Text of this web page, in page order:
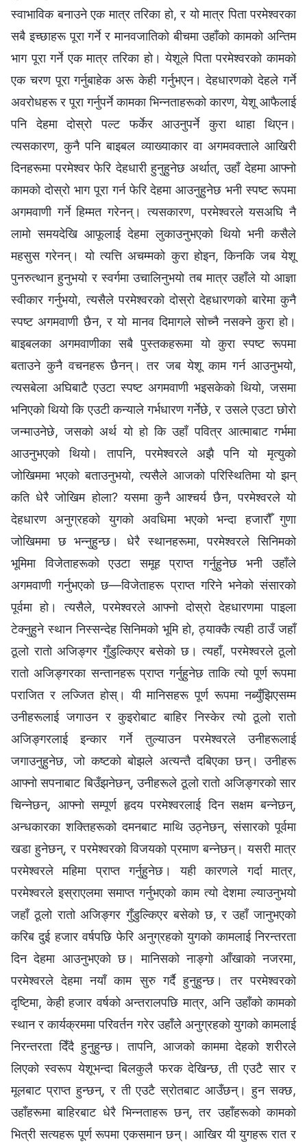
स्वाभाविक बनाउने एक मात्र तरिका हो, र यो मात्र पिता परमेश्‍वरका
सबै इच्छाहरू पूरा गर्ने र मानवजातिको बीचमा उहाँको कामको अन्तिम
भाग पूरा गर्ने एक मात्र तरिका हो। येशूले पिता परमेश्‍वरको कामको
एक चरण पूरा गर्नुबाहेक अरू केही गर्नुभएन। देहधारणको देहले गर्ने
अवरोधहरू र पूरा गर्नुपर्ने कामका भिन्नताहरूको कारण, येशू आफैलाई
पनि देहमा दोस्रो पल्ट फर्केर आउनुपर्ने कुरा थाहा थिएन।
त्यसकारण, कुनै पनि बाइबल व्याख्याकार वा अगमवक्ताले आखिरी
दिनहरूमा परमेश्‍वर फेरि देहधारी हुनुहुनेछ अर्थात्, उहाँ देहमा आफ्नो
कामको दोस्रो भाग पूरा गर्न फेरि देहमा आउनुहुनेछ भनी स्पष्ट रूपमा
अगमवाणी गर्ने हिम्मत गरेनन्। त्यसकारण, परमेश्‍वरले यसअघि नै
लामो समयदेखि आफूलाई देहमा लुकाउनुभएको थियो भनी कसैले
महसुस गरेनन्। यो त्यत्ति अचम्मको कुरा होइन, किनकि जब येशू
पुनरुत्थान हुनुभयो र स्वर्गमा उचालिनुभयो तब मात्र उहाँले यो आज्ञा
स्वीकार गर्नुभयो, त्यसैले परमेश्‍वरको दोस्रो देहधारणको बारेमा कुनै
स्पष्ट अगमवाणी छैन, र यो मानव दिमागले सोच्नै नसक्ने कुरा हो।
बाइबलका अगमवाणीका सबै पुस्तकहरूमा यो कुरा स्पष्ट रूपमा
बताउने कुनै वचनहरू छैनन्। तर जब येशू काम गर्न आउनुभयो,
त्यसबेला अघिबाटै एउटा स्पष्ट अगमवाणी भइसकेको थियो, जसमा
भनिएको थियो कि एउटी कन्याले गर्भधारण गर्नेछे, र उसले एउटा छोरो
जन्माउनेछे, जसको अर्थ यो हो कि उहाँ पवित्र आत्माबाट गर्भमा
आउनुभएको थियो। तापनि, परमेश्‍वरले अझै पनि यो मृत्युको
जोखिममा भएको बताउनुभयो, त्यसैले आजको परिस्थितिमा यो झन्
कति धेरै जोखिम होला? यसमा कुनै आश्‍चर्य छैन, परमेश्‍वरले यो
देहधारण अनुग्रहको युगको अवधिमा भएको भन्दा हजारौँ गुणा
जोखिममा छ भन्नुहुन्छ। धेरै स्थानहरूमा, परमेश्‍वरले सिनिमको
भूमिमा विजेताहरूको एउटा समूह प्राप्त गर्नुहुनेछ भनी उहाँले
अगमवाणी गर्नुभएको छ—विजेताहरू प्राप्त गरिने भनेको संसारको
पूर्वमा हो। त्यसैले, परमेश्‍वरले आफ्नो दोस्रो देहधारणमा पाइला
टेक्‍नुहुने स्थान निस्सन्देह सिनिमको भूमि हो, ठ्याक्कै त्यही ठाउँ जहाँ
ठूलो रातो अजिङ्गर गुँडुल्किएर बसेको छ। त्यहाँ, परमेश्‍वरले ठूलो
रातो अजिङ्गरका सन्तानहरू प्राप्त गर्नुहुनेछ ताकि त्यो पूर्ण रूपमा
पराजित र लज्जित होस्। यी मानिसहरू पूर्ण रूपमा नब्युँझिएसम्म
उनीहरूलाई जगाउन र कुइरोबाट बाहिर निस्केर त्यो ठूलो रातो
अजिङ्गरलाई इन्कार गर्ने तुल्याउन परमेश्‍वरले उनीहरूलाई
जगाउनुहुनेछ, जो कष्टको बोझले अत्यन्तै दबिएका छन्। उनीहरू
आफ्नो सपनाबाट बिउँझनेछन्, उनीहरूले ठूलो रातो अजिङ्गरको सार
चिन्नेछन्, आफ्नो सम्पूर्ण हृदय परमेश्‍वरलाई दिन सक्षम बन्नेछन्,
अन्धकारका शक्तिहरूको दमनबाट माथि उठ्नेछन्, संसारको पूर्वमा
खडा हुनेछन्, र परमेश्‍वरको विजयको प्रमाण बन्नेछन्। यसरी मात्र
परमेश्‍वरले महिमा प्राप्त गर्नुहुनेछ। यही कारणले गर्दा मात्र,
परमेश्‍वरले इस्राएलमा समाप्त गर्नुभएको काम त्यो देशमा ल्याउनुभयो
जहाँ ठूलो रातो अजिङ्गर गुँडुल्किएर बसेको छ, र उहाँ जानुभएको
करिब दुई हजार वर्षपछि फेरि अनुग्रहको युगको कामलाई निरन्तरता
दिन देहमा आउनुभएको छ। मानिसको नाङ्गो आँखाको नजरमा,
परमेश्‍वरले देहमा नयाँ काम सुरु गर्दै हुनुहुन्छ। तर परमेश्‍वरको
दृष्टिमा, केही हजार वर्षको अन्तरालपछि मात्र, अनि उहाँको कामको
स्थान र कार्यक्रममा परिवर्तन गरेर उहाँले अनुग्रहको युगको कामलाई
निरन्तरता दिँदै हुनुहुन्छ। तापनि, आजको काममा देहको शरीरले
लिएको स्वरूप येशूभन्दा बिलकुलै फरक देखिन्छ, ती एउटै सार र
मूलबाट प्राप्त हुन्छन्, र ती एउटै स्रोतबाट आउँछन्। हुन सक्छ,
उहाँहरूमा बाहिरबाट धेरै भिन्नताहरू छन्, तर उहाँहरूको कामको
भित्री सत्यहरू पूर्ण रूपमा एकसमान छन्। आखिर यी युगहरू रात र